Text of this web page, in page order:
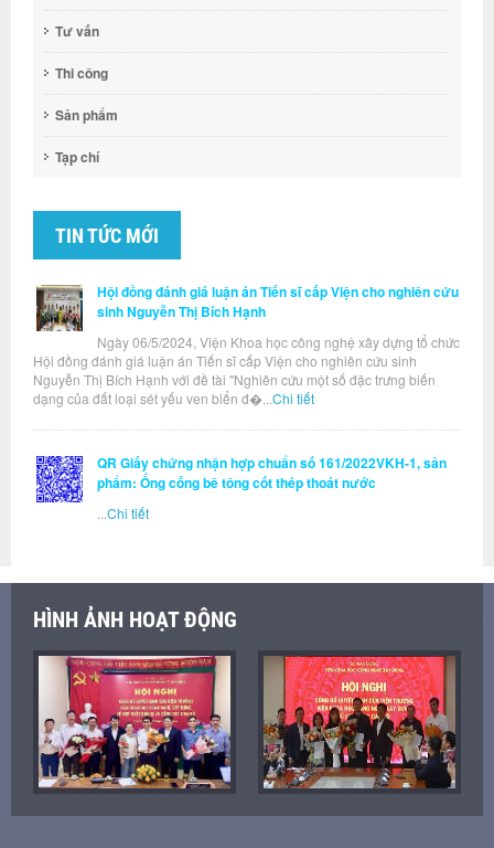
Tư vấn
Thi công
Sản phẩm
Tạp chí
TIN TỨC MỚI
Hội đồng đánh giá luận án Tiến sĩ cấp Viện cho nghiên cứu
sinh Nguyễn Thị Bích Hạnh
Ngày 06/5/2024, Viện Khoa học công nghệ xây dựng tổ chức
Hội đồng đánh giá luận án Tiến sĩ cấp Viện cho nghiên cứu sinh
Nguyễn Thị Bích Hạnh với đề tài "Nghiên cứu một số đặc trưng biến
dạng của đất loại sét yếu ven biển đ�... Chi tiết
QR Giấy chứng nhận hợp chuẩn số 161/2022VKH-1, sản
phẩm: Ống cống bê tông cốt thép thoát nước
Chi tiết
HÌNH ẢNH HOẠT ĐỘNG